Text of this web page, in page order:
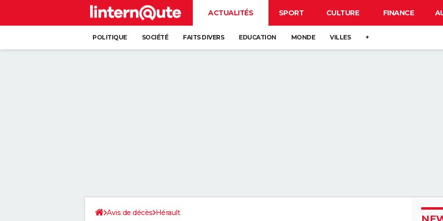
ACTUALITÉS SPORT CULTURE FINANCE
POLITIQUE SOCIÉTÉ FAITS DIVERS EDUCATION MONDE VILLES +
Avis de décès Hérault